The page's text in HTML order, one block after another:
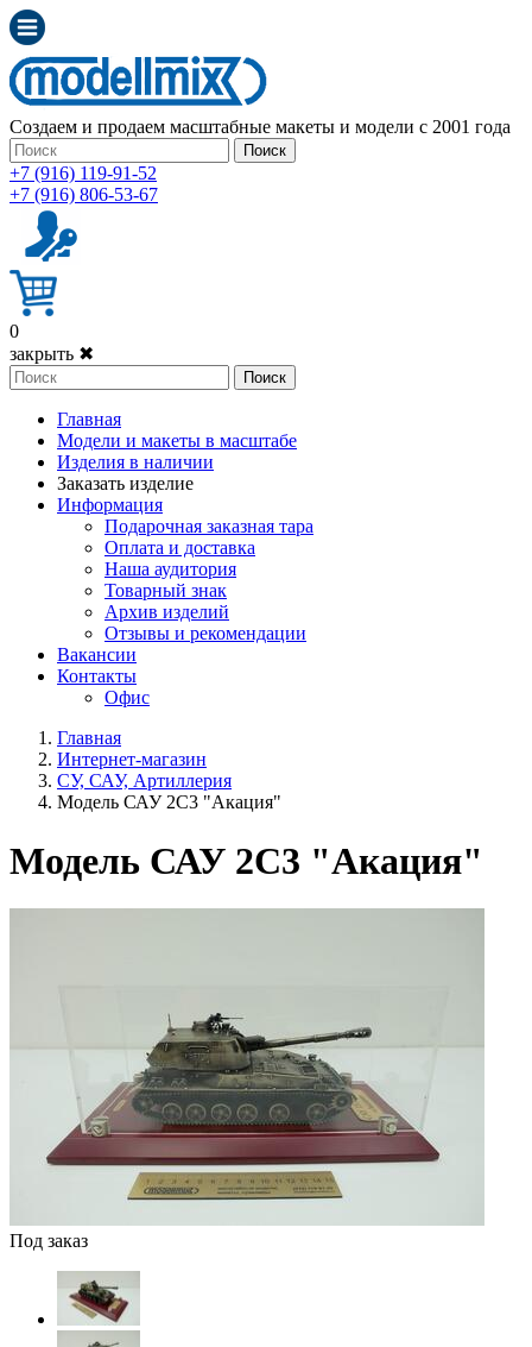
Создаем и продаем масштабные макеты и модели с 2001 года
Поиск
+7 (916) 119-91-52
+7 (916) 806-53-67
0
закрыть ✖
Поиск
Главная
Модели и макеты в масштабе
Изделия в наличии
Заказать изделие
Информация
Подарочная заказная тара
Оплата и доставка
Наша аудитория
Товарный знак
Архив изделий
Отзывы и рекомендации
Вакансии
Контакты
Офис
Главная
Интернет-магазин
СУ, САУ, Артиллерия
Модель САУ 2С3 "Акация"
Модель САУ 2С3 "Акация"
Под заказ